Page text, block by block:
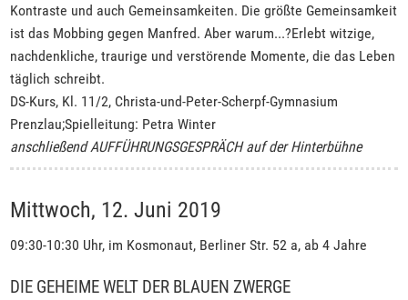
Kontraste und auch Gemeinsamkeiten. Die größte Gemeinsamkeit
ist das Mobbing gegen Manfred. Aber warum...?Erlebt witzige,
nachdenkliche, traurige und verstörende Momente, die das Leben
täglich schreibt.
DS-Kurs, Kl. 11/2, Christa-und-Peter-Scherpf-Gymnasium
Prenzlau;Spielleitung: Petra Winter
anschließend AUFFÜHRUNGSGESPRÄCH auf der Hinterbühne
Mittwoch, 12. Juni 2019
09:30-10:30 Uhr, im Kosmonaut, Berliner Str. 52 a, ab 4 Jahre
DIE GEHEIME WELT DER BLAUEN ZWERGE